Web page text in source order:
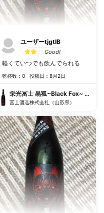
無濾過生原酒
ユーザーtjgtIB
Good!
軽くていつでも飲んでられる
乾杯数：0 投稿日：8月2日
栄光冨士 黒狐~Black Fox~ 純米大
冨士酒造株式会社（山形県）